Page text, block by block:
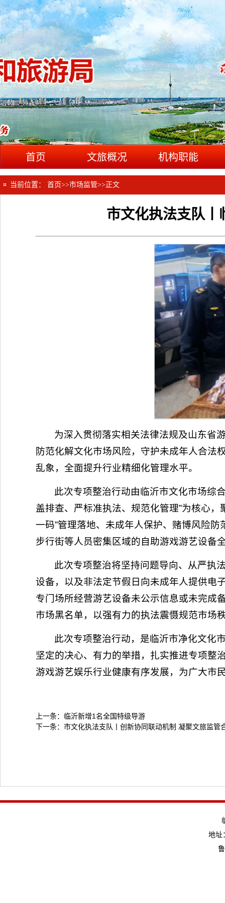
首页 文旅概况 机构职能
当前位置： 首页>>市场监管>> 正文
市文化执法支队丨
为深入贯彻落实相关法律法规及山东省
防范化解文化市场风险，守护未成年人合法
乱象，全面提升行业精细化管理水平。
此次专项整治行动由临沂市文化市场综
盖排查、严标准执法、规范化管理”为核心
一码”管理落地、未成年人保护、赌博风险
步行街等人员密集区域的自助游戏游艺设备
此次专项整治将坚持问题导向、从严执
设备，以及非法定节假日向未成年人提供电
专门场所经营游艺设备未公示信息或未完成
市场黑名单，以强有力的执法震慑规范市场
此次专项整治行动，是临沂市净化文化
坚定的决心、有力的举措，扎实推进专项整
游戏游艺娱乐行业健康有序发展，为广大市
上一条： 临沂新增1名全国特级导游
下一条： 市文化执法支队丨创新协同联动机制 凝聚文旅监管
地址